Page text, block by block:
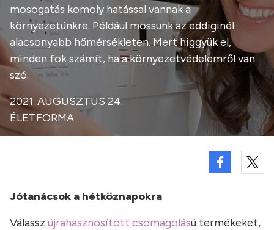
mosogatás komoly hatással vannak a
környezetünkre. Például mossunk az eddiginél
alacsonyabb hőmérsékleten. Mert higgyük el,
minden fok számít, ha a környezetvédelemről van
szó.
2021. AUGUSZTUS 24.
ÉLETFORMA
Jótanácsok a hétköznapokra
Válassz újrahasznosított csomagolású termékeket,